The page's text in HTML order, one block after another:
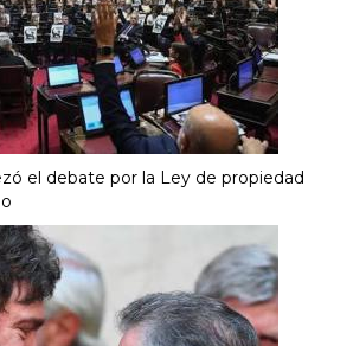
el debate por la Ley de propiedad